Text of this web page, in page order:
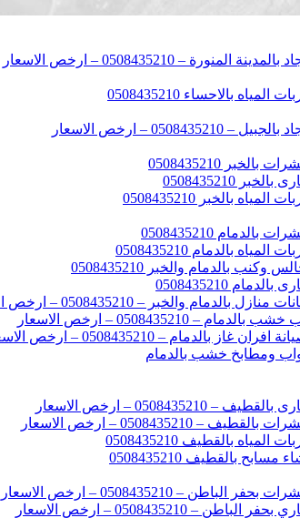
– 0508435210 – ارخص الاسعار
بالاحساء 0508435210
– ارخص الاسعار
0508435210
0508435210
بالخبر 0508435210
0508435210
بالدمام 0508435210
بالدمام والخبر 0508435210
0508435210
والخبر – 0508435210 – ارخص الاسعار
– 0508435210 – ارخص الاسعار
بالدمام – 0508435210 – ارخص الاسعار
ومطابخ خشب بالدمام
– ارخص الاسعار
0508435210 – ارخص الاسعار
بالقطيف 0508435210
بالقطيف 0508435210
– 0508435210 – ارخص الاسعار
– 0508435210 – ارخص الاسعار